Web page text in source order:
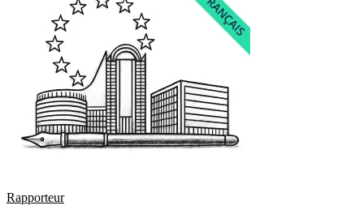
Rapporteur